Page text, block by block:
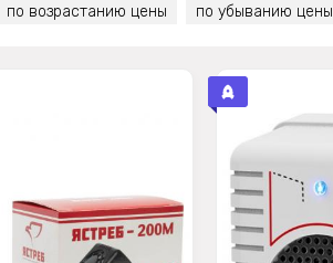
по возрастанию цены по убыванию цены